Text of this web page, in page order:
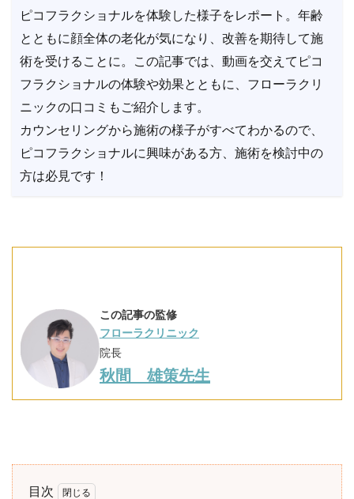
ピコフラクショナルを体験した様子をレポート。年齢
とともに顔全体の老化が気になり、改善を期待して施
術を受けることに。この記事では、動画を交えてピコ
フラクショナルの体験や効果とともに、フローラクリ
ニックの口コミもご紹介します。
カウンセリングから施術の様子がすべてわかるので、
ピコフラクショナルに興味がある方、施術を検討中の
方は必見です！
この記事の監修
フローラクリニック
院長
秋間 雄策先生
目次